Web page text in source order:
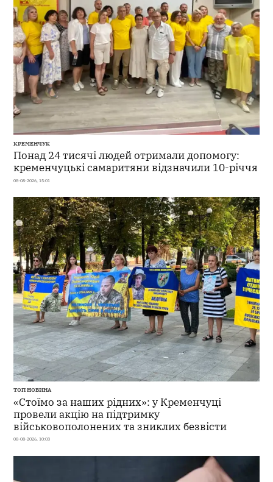
КРЕМЕНЧУК
Понад 24 тисячі людей отримали допомогу:
кременчуцькі самаритяни відзначили 10-річчя
08-08-2026, 15:01
ТОП НОВИНА
«Стоїмо за наших рідних»: у Кременчуці
провели акцію на підтримку
військовополонених та зниклих безвісти
08-08-2026, 10:03